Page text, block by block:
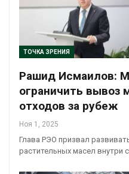
ТОЧКА ЗРЕНИЯ
Рашид Исмаилов:
ограничить
отходов за рубеж
Ноя 1, 2025
Глава РЭО призвал
растительных масел внутри